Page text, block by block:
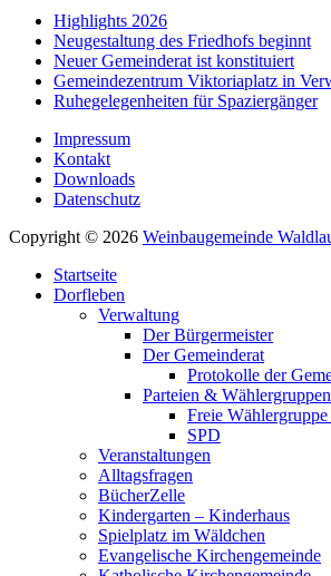
Highlights 2026
Neugestaltung des Friedhofs beginnt
Neuer Gemeinderat ist konstituiert
Gemeindezentrum Viktoriaplatz in
Ruhegelegenheiten für Spaziergänger
Impressum
Kontakt
Downloads
Datenschutz
Copyright © 2026 Weinbaugemeinde
oben
scrollen
Startseite
Dorfleben
Verwaltung
Der Bürgermeister
Der Gemeinderat
Protokolle der
Parteien & Wählergruppen
Freie Wählergruppe
SPD
Veranstaltungen
Alltagsfragen
BücherZelle
Kindergarten – Kinderhaus
Spielplatz im Wäldchen
Evangelische Kirchengemeinde